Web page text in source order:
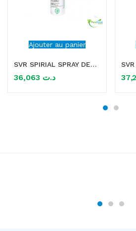
Ajouter au panier
SVR SPIRIAL SPRAY DEODORANT ANTI TRANSPIRANT 75ML
د.ت